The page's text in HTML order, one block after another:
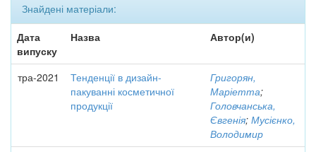
Знайдені матеріали:
Дата
випуску
Назва Автор(и)
тра-2021
Тенденції в дизайн-
пакуванні косметичної
продукції
Григорян,
Маріетта;
Головчанська,
Євгенія; Мусієнко,
Володимир